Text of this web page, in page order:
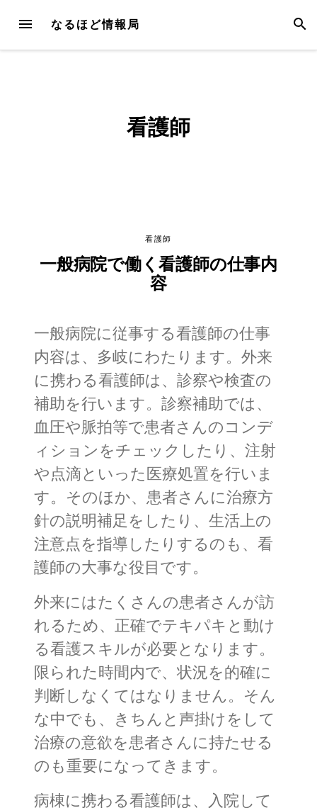
content
MENU なるほど情報局
看護師
看護師
一般病院で働く看護師の仕事内
容
一般病院に従事する看護師の仕事
内容は、多岐にわたります。外来
に携わる看護師は、診察や検査の
補助を行います。診察補助では、
血圧や脈拍等で患者さんのコンデ
ィションをチェックしたり、注射
や点滴といった医療処置を行いま
す。そのほか、患者さんに治療方
針の説明補足をしたり、生活上の
注意点を指導したりするのも、看
護師の大事な役目です。
外来にはたくさんの患者さんが訪
れるため、正確でテキパキと動け
る看護スキルが必要となります。
限られた時間内で、状況を的確に
判断しなくてはなりません。そん
な中でも、きちんと声掛けをして
治療の意欲を患者さんに持たせる
のも重要になってきます。
病棟に携わる看護師は、入院して